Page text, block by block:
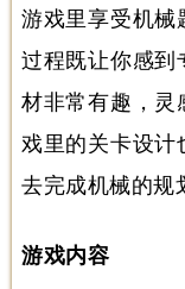
游戏里享受机械
过程既让你感到
材非常有趣，
戏里的关卡设计
去完成机械的规
游戏内容